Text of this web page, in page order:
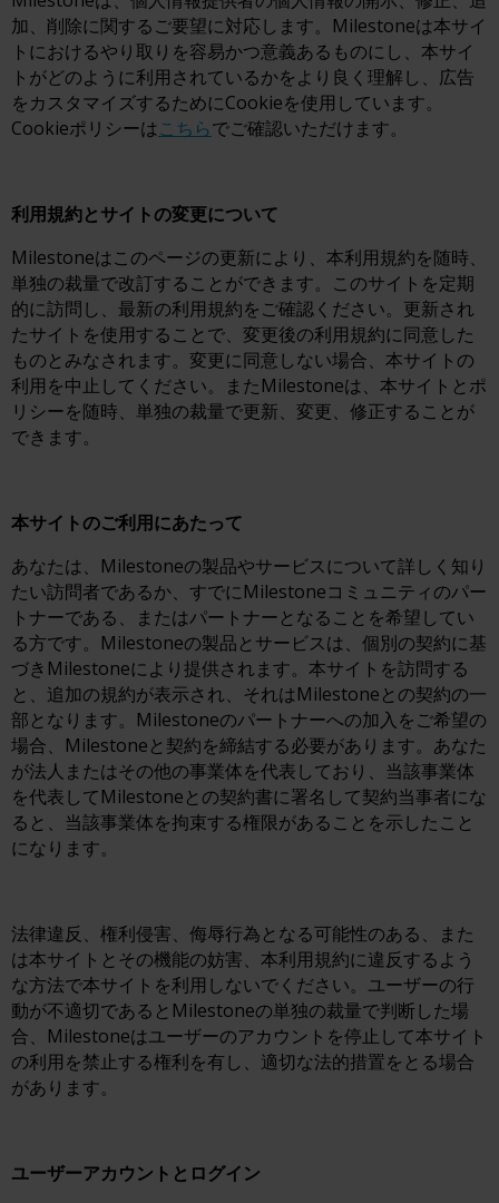
加、削除に関するご要望に対応します。Milestoneは本サイ
トにおけるやり取りを容易かつ意義あるものにし、本サイ
トがどのように利用されているかをより良く理解し、広告
をカスタマイズするためにCookieを使用しています。
Cookieポリシーはこちらでご確認いただけます。
利用規約とサイトの変更について
Milestoneはこのページの更新により、本利用規約を随時、
単独の裁量で改訂することができます。このサイトを定期
的に訪問し、最新の利用規約をご確認ください。更新され
たサイトを使用することで、変更後の利用規約に同意した
ものとみなされます。変更に同意しない場合、本サイトの
利用を中止してください。またMilestoneは、本サイトとポ
リシーを随時、単独の裁量で更新、変更、修正することが
できます。
本サイトのご利用にあたって
あなたは、Milestoneの製品やサービスについて詳しく知り
たい訪問者であるか、すでにMilestoneコミュニティのパー
トナーである、またはパートナーとなることを希望してい
る方です。Milestoneの製品とサービスは、個別の契約に基
づきMilestoneにより提供されます。本サイトを訪問する
と、追加の規約が表示され、それはMilestoneとの契約の一
部となります。Milestoneのパートナーへの加入をご希望の
場合、Milestoneと契約を締結する必要があります。あなた
が法人またはその他の事業体を代表しており、当該事業体
を代表してMilestoneとの契約書に署名して契約当事者にな
ると、当該事業体を拘束する権限があることを示したこと
になります。
法律違反、権利侵害、侮辱行為となる可能性のある、また
は本サイトとその機能の妨害、本利用規約に違反するよう
な方法で本サイトを利用しないでください。ユーザーの行
動が不適切であるとMilestoneの単独の裁量で判断した場
合、Milestoneはユーザーのアカウントを停止して本サイト
の利用を禁止する権利を有し、適切な法的措置をとる場合
があります。
ユーザーアカウントとログイン